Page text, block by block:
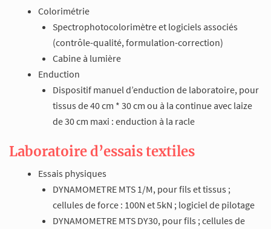
Colorimétrie
Spectrophotocolorimètre et logiciels associés
(contrôle-qualité, formulation-correction)
Cabine à lumière
Enduction
Dispositif manuel d’enduction de laboratoire, pour
tissus de 40 cm * 30 cm ou à la continue avec laize
de 30 cm maxi : enduction à la racle
Laboratoire d’essais textiles
Essais physiques
DYNAMOMETRE MTS 1/M, pour fils et tissus ;
cellules de force : 100N et 5kN ; logiciel de pilotage
DYNAMOMETRE MTS DY30, pour fils ; cellules de